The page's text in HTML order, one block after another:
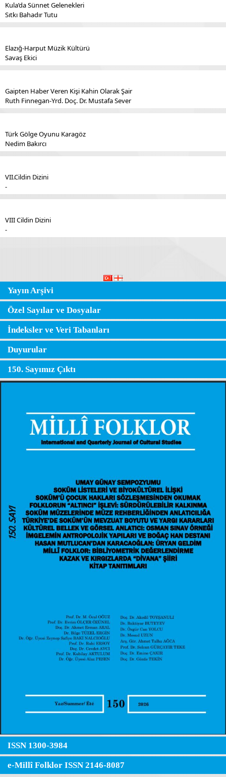
Kula’da Sünnet Gelenekleri
Sıtkı Bahadır Tutu
Elazığ-Harput Müzik Kültürü
Savaş Ekici
Gaipten Haber Veren Kişi Kahin Olarak Şair
Ruth Finnegan-Yrd. Doç. Dr. Mustafa Sever
Türk Gölge Oyunu Karagöz
Nedim Bakırcı
VII.Cildin Dizini
-
VIII Cildin Dizini
-
Yayın Arşivi
Özel Sayılar ve Dosyalar
İndeksler ve Veri Tabanları
Duyurular
150. Sayımız Çıktı
ISSN 1300-3984
e-Millî Folklor ISSN 2146-8087